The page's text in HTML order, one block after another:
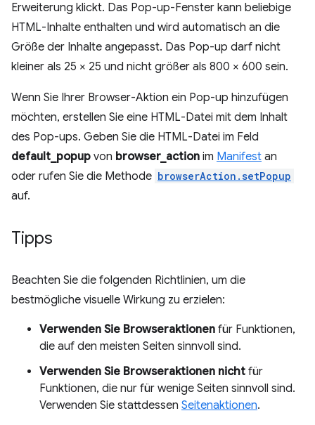
Erweiterung klickt. Das Pop-up-Fenster kann beliebige
HTML-Inhalte enthalten und wird automatisch an die
Größe der Inhalte angepasst. Das Pop-up darf nicht
kleiner als 25 × 25 und nicht größer als 800 × 600 sein.
Wenn Sie Ihrer Browser-Aktion ein Pop-up hinzufügen
möchten, erstellen Sie eine HTML-Datei mit dem Inhalt
des Pop-ups. Geben Sie die HTML-Datei im Feld
default_popup von browser_action im Manifest an
oder rufen Sie die Methode browserAction.setPopup
auf.
Tipps
Beachten Sie die folgenden Richtlinien, um die
bestmögliche visuelle Wirkung zu erzielen:
Verwenden Sie Browseraktionen für Funktionen,
die auf den meisten Seiten sinnvoll sind.
Verwenden Sie Browseraktionen nicht für
Funktionen, die nur für wenige Seiten sinnvoll sind.
Verwenden Sie stattdessen Seitenaktionen.